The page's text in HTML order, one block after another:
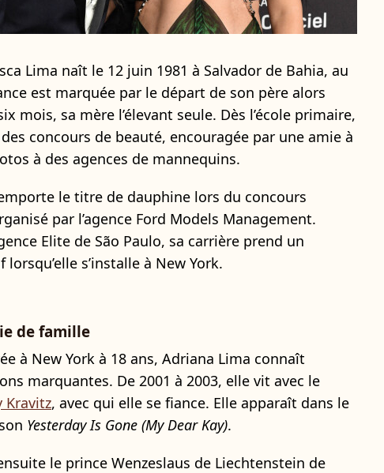
Lima naît le 12 juin 1981 à Salvador de Bahia, au
est marquée par le départ de son père alors
mois, sa mère l’élevant seule. Dès l’école primaire,
concours de beauté, encouragée par une amie à
à des agences de mannequins.
le titre de dauphine lors du concours
par l’agence Ford Models Management.
Elite de São Paulo, sa carrière prend un
s’installe à New York.
de famille
à New York à 18 ans, Adriana Lima connaît
marquantes. De 2001 à 2003, elle vit avec le
Kravitz, avec qui elle se fiance. Elle apparaît dans le
Yesterday Is Gone (My Dear Kay).
le prince Wenzeslaus de Liechtenstein de